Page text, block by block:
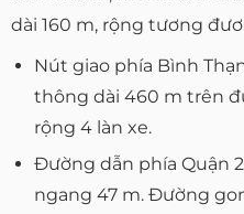
dài 160 m, rộng tương
Nút giao phía Bình
thông dài 460 m trên
rộng 4 làn xe.
Đường dẫn phía Quận
ngang 47 m. Đường